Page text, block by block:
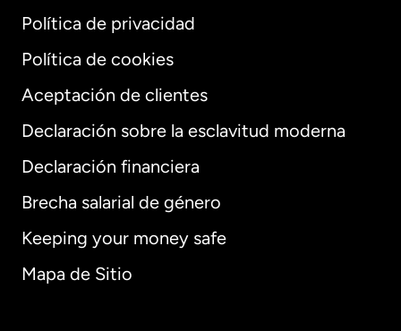
Política de privacidad
Política de cookies
Aceptación de clientes
Declaración sobre la esclavitud moderna
Declaración financiera
Brecha salarial de género
Keeping your money safe
Mapa de Sitio
Internacional English
Alemania